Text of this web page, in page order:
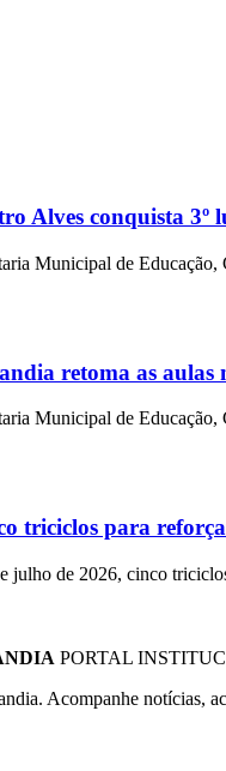
Alves conquista 3º
Municipal de
retoma as aulas
Municipal de
triciclos para
julho de 2026, cinco
PORTAL
Acompanhe notícias,